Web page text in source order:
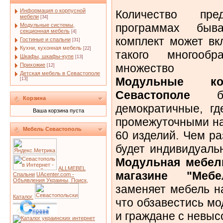
Информация о корпусной
мебели [34]
Модульные системы,
секционная мебель [4]
Гостиные и спальни [31]
Кухни, кухонная мебель [22]
Шкафы, шкафы-купе [13]
Прихожие [12]
Детская мебель в Севастополе
[13]
Корзина
Ваша корзина пуста
Мебель Севастополь
ALLMEBEL
Спальни UAcenter.com -
Объявления Украины, Поиск,
Каталог.
Количество
программах
комплект может
такого
Модульные
Севастополе
демократичные,
промежуточными
60 изделий. Чем
будет
Модульная
магазине
заменяет мебель
что обзавестись
и граждане с